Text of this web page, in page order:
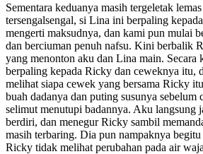
Sementara keduanya masih tergeletak
tersengalsengal, si Lina ini berpaling
mengerti maksudnya, dan kami pun mulai
dan berciuman penuh nafsu. Kini berbalik
yang menonton aku dan Lina main. Secara
berpaling kepada Ricky dan ceweknya itu,
melihat siapa cewek yang bersama Ricky
buah dadanya dan puting susunya sebelum
selimut menutupi badannya. Aku langsung
berdiri, dan menegur Ricky sambil
masih terbaring. Dia pun nampaknya begitu
Ricky tidak melihat perubahan pada air